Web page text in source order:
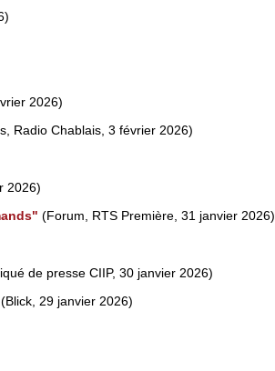
2026)
Radio Chablais, 3 février 2026)
2026)
(Forum, RTS Première, 31 janvier 2026)
de presse CIIP, 30 janvier 2026)
(Blick, 29 janvier 2026)